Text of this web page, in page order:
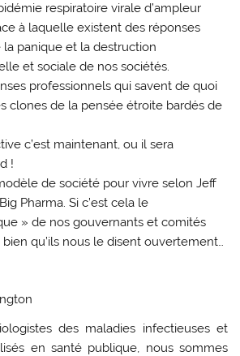
respiratoire virale d’ampleur
à laquelle existent des réponses
la panique et la destruction
et sociale de nos sociétés.
professionnels qui savent de quoi
clones de la pensée étroite bardés de
c’est maintenant, ou il sera
!
de société pour vivre selon Jeff
Pharma. Si c’est cela le
» de nos gouvernants et comités
qu’ils nous le disent ouvertement…
des maladies infectieuses et
en santé publique, nous sommes